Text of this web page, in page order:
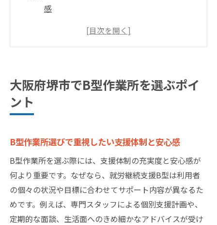
感
就労継続支援B型の特徴を堺市で比較する視
生活に寄り添うB型作業所を選ぶ際の注意点
B型作業所の参加条件と堺市での流れ
堺市でB型作業所を利用する際の条件や注意
点
障害者手帳や診断書が必要なケースと確認
法
大阪府堺市でB型作業所を選ぶポイ
ント
B型作業所選びで重視したい支援体制と安心感
B型作業所を選ぶ際には、支援体制の充実度と安心感が
何より重要です。なぜなら、就労継続支援B型は利用者
の個々の状況や目標に合わせてサポート内容が異なるた
めです。例えば、専門スタッフによる個別支援計画や、
定期的な面談、生活面へのきめ細かなアドバイスが受け